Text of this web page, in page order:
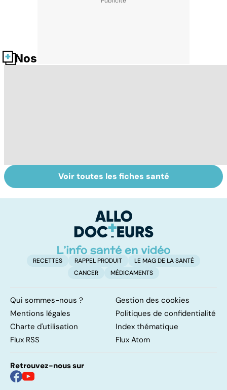
Nos fiches santé
Tout savoir sur
les infections
Covid-19 : tout
savoir sur la
Voir toutes les fiches santé
RECETTES RAPPEL PRODUIT
LE MAG DE LA SANTÉ
CANCER
MÉDICAMENTS
Qui sommes-nous ?
Gestion des cookies
Mentions légales
Politiques de confidentialité
Charte d'utilisation
Index thématique
Flux RSS
Flux Atom
Retrouvez-nous sur